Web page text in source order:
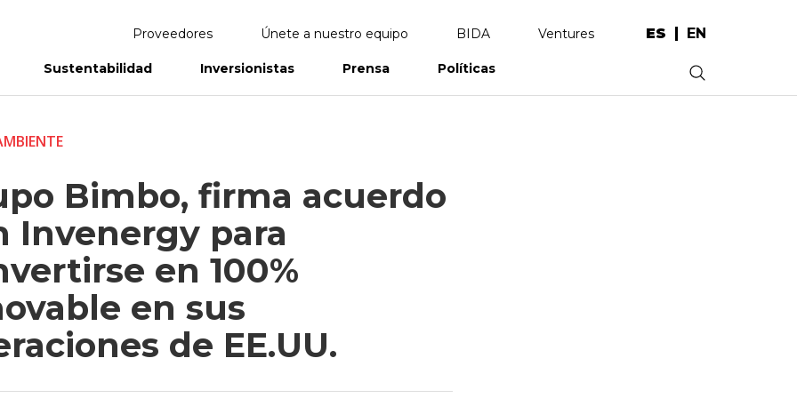
Proveedores Únete a nuestro equipo BIDA Ventures ES EN
Sustentabilidad Inversionistas Prensa Políticas .
Bimbo, firma acuerdo
Invenergy para
en 100%
en sus
de EE.UU.